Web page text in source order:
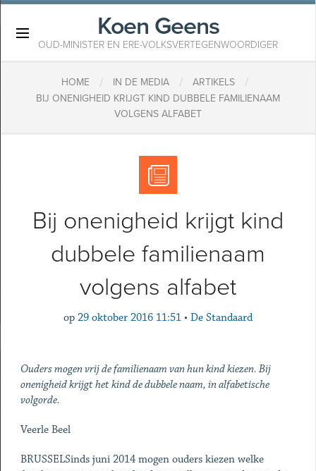
Koen Geens
OUD-MINISTER EN ERE-VOLKSVERTEGENWOORDIGER
HOME / IN DE MEDIA / ARTIKELS /
BIJ ONENIGHEID KRIJGT KIND DUBBELE FAMILIENAAM
VOLGENS ALFABET
Bij onenigheid krijgt kind
dubbele familienaam
volgens alfabet
op 29 oktober 2016 11:51 • De Standaard
Ouders mogen vrij de familienaam van hun kind kiezen. Bij
onenigheid krijgt het kind de dubbele naam, in alfabetische
volgorde.
Veerle Beel
BRUSSELSinds juni 2014 mogen ouders kiezen welke